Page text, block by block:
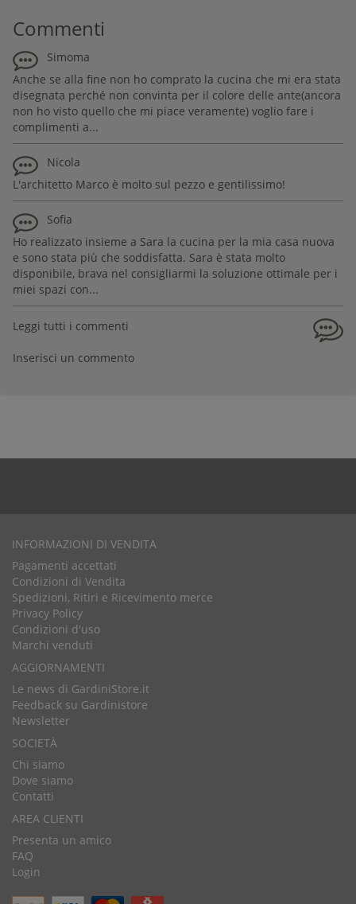
Commenti
Simoma
Anche se alla fine non ho comprato la cucina che mi era stata
disegnata perché non convinta per il colore delle ante(ancora
non ho visto quello che mi piace veramente) voglio fare i
complimenti a...
Nicola
L'architetto Marco è molto sul pezzo e gentilissimo!
Sofia
Ho realizzato insieme a Sara la cucina per la mia casa nuova
e sono stata più che soddisfatta. Sara è stata molto
disponibile, brava nel consigliarmi la soluzione ottimale per i
miei spazi con...
Leggi tutti i commenti
Inserisci un commento
INFORMAZIONI DI VENDITA
Pagamenti accettati
Condizioni di Vendita
Spedizioni, Ritiri e Ricevimento merce
Privacy Policy
Condizioni d'uso
Marchi venduti
AGGIORNAMENTI
Le news di GardiniStore.it
Feedback su Gardinistore
Newsletter
SOCIETÀ
Chi siamo
Dove siamo
Contatti
AREA CLIENTI
Presenta un amico
FAQ
Login